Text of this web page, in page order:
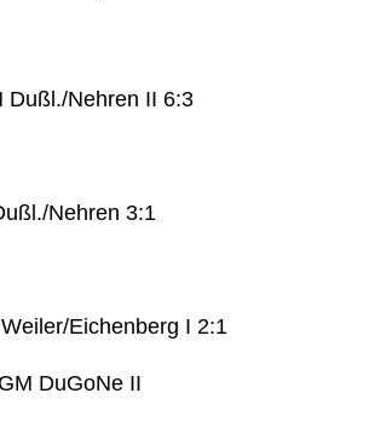
Dußl./Nehren II 6:3
Nehren 3:1
Eichenberg I 2:1
DuGoNe II